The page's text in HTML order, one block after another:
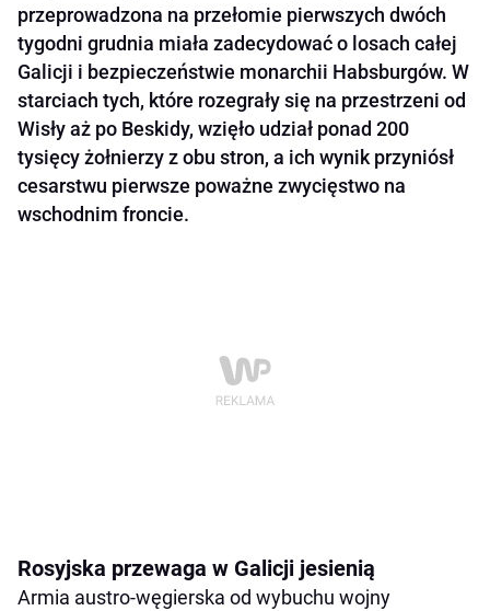
przeprowadzona na przełomie pierwszych dwóch
tygodni grudnia miała zadecydować o losach całej
Galicji i bezpieczeństwie monarchii Habsburgów. W
starciach tych, które rozegrały się na przestrzeni od
Wisły aż po Beskidy, wzięło udział ponad 200
tysięcy żołnierzy z obu stron, a ich wynik przyniósł
cesarstwu pierwsze poważne zwycięstwo na
wschodnim froncie.
Rosyjska przewaga w Galicji jesienią
Armia austro-węgierska od wybuchu wojny